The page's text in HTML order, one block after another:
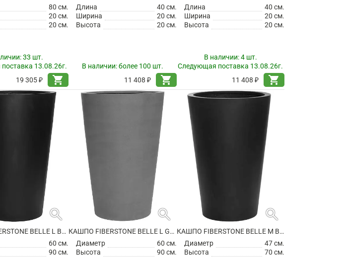
80 см.
20 см.
20 см.
33 шт.
13.08.26г.
19 305 ₽
shopping_cart
Длина
40 см.
Ширина
20 см.
Высота
20 см.
В наличии:более 100 шт.
11 408 ₽
shopping_cart
Длина
40 см.
Ширина
20 см.
Высота
20 см.
В наличии:4 шт.
Следующая поставка 13.08.26г.
11 408 ₽
shopping_cart
search
КАШПО FIBERSTONE BELLE L BLACK
60 см.
90 см.
search
КАШПО FIBERSTONE BELLE L GREY
Диаметр
60 см.
Высота
90 см.
search
КАШПО FIBERSTONE BELLE M BLACK
Диаметр
47 см.
Высота
70 см.